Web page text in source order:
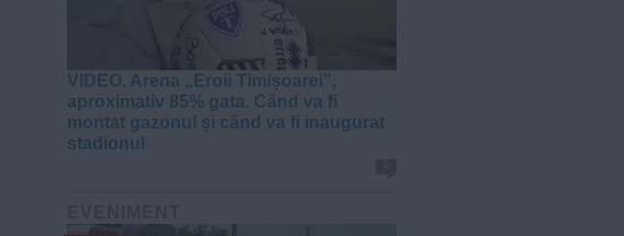
VIDEO. Arena „Eroii Timișoarei”,
aproximativ 85% gata. Când va fi
montat gazonul și când va fi inaugurat
stadionul